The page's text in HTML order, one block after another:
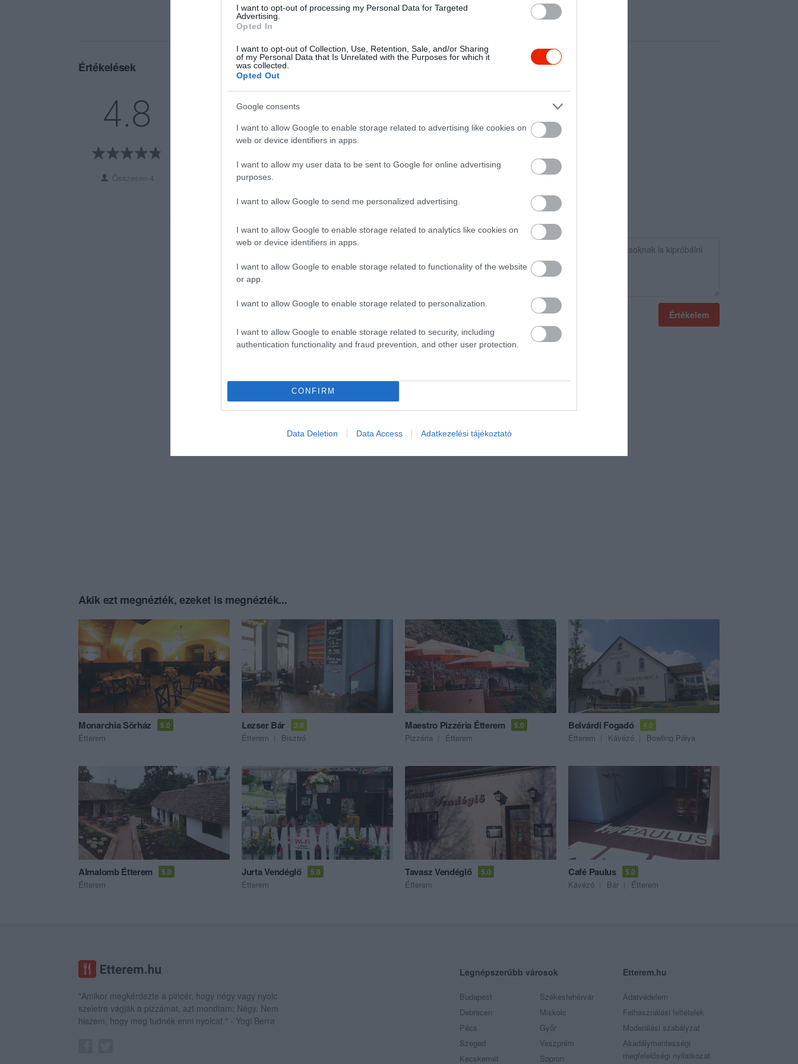
I want to opt-out of processing my Personal Data for Targeted
Advertising.
Opted In
I want to opt-out of Collection, Use, Retention, Sale, and/or Sharing
of my Personal Data that Is Unrelated with the Purposes for which it
was collected.
Opted Out
Google consents
I want to allow Google to enable storage related to advertising like cookies on
web or device identifiers in apps.
I want to allow my user data to be sent to Google for online advertising
purposes.
I want to allow Google to send me personalized advertising.
I want to allow Google to enable storage related to analytics like cookies on
web or device identifiers in apps.
I want to allow Google to enable storage related to functionality of the website
or app.
I want to allow Google to enable storage related to personalization.
I want to allow Google to enable storage related to security, including
authentication functionality and fraud prevention, and other user protection.
CONFIRM
Data Deletion Data Access Adatkezelési tájékoztató
Értékelések
4.8
Összesen 4
Értékelem
Akik ezt megnézték, ezeket is megnézték...
Monarchia Sörház 5.0
Étterem
Lezser Bár 3.8
Étterem Bisztró
Maestro Pizzéria Étterem 5.0
Pizzéria Étterem
Belvárdi Fogadó 4.0
Étterem Kávézó Bowling Pálya
Almalomb Étterem 5.0
Étterem
Jurta Vendéglő 5.0
Étterem
Tavasz Vendéglő 5.0
Étterem
Café Paulus 5.0
Kávézó Bár Étterem
"Amikor megkérdezte a pincér, hogy négy vagy nyolc
szeletre vágják a pizzámat, azt mondtam; Négy. Nem
hiszem, hogy meg tudnék enni nyolcat." - Yogi Berra
Legnépszerűbb városok
Budapest
Debrecen
Pécs
Szeged
Kecskemét
Székesfehérvár
Miskolc
Győr
Veszprém
Sopron
Etterem.hu
Adatvédelem
Felhasználási feltételek
Moderálási szabályzat
Akadálymentességi
megfelelőségi nyilatkozat